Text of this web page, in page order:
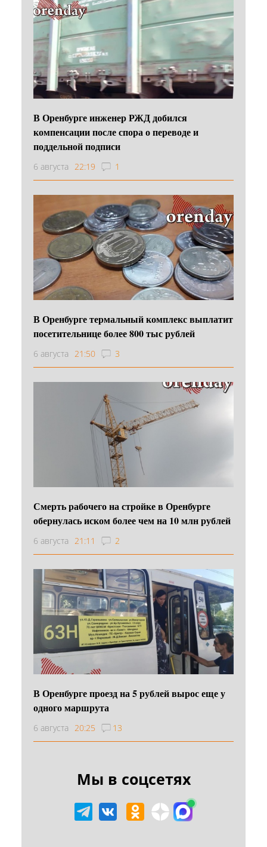
В Оренбурге инженер РЖД добился
компенсации после спора о переводе и
поддельной подписи
6 августа 22:19 1
В Оренбурге термальный комплекс выплатит
посетительнице более 800 тыс рублей
6 августа 21:50 3
Смерть рабочего на стройке в Оренбурге
обернулась иском более чем на 10 млн рублей
6 августа 21:11 2
В Оренбурге проезд на 5 рублей вырос еще у
одного маршрута
6 августа 20:25 13
Мы в соцсетях